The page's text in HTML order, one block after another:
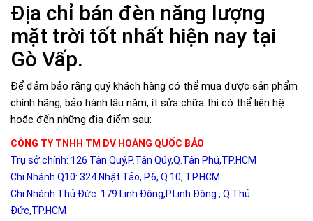
Địa chỉ bán đèn năng lượng
mặt trời tốt nhất hiện nay tại
Gò Vấp.
Để đảm bảo rằng quý khách hàng có thể mua được sản phẩm
chính hãng, bảo hành lâu năm, ít sửa chữa thì có thể liên hệ:
hoặc đến những địa điểm sau:
CÔNG TY TNHH TM DV HOÀNG QUỐC BẢO
Trụ sở chính: 126 Tân Quý,P.Tân Qúy,Q.Tân Phú,TP.HCM
Chi Nhánh Q10: 324 Nhật Tảo, P.6, Q.10, TP.HCM
Chi Nhánh Thủ Đức: 179 Linh Đông,P.Linh Đông , Q.Thủ
Đức,TP.HCM